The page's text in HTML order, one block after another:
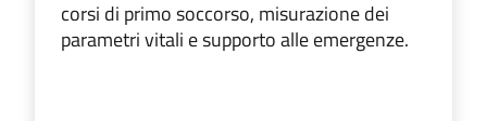
corsi di primo soccorso, misurazione dei
parametri vitali e supporto alle emergenze.